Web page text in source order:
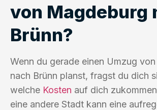
von Magdeburg
Brünn?
Wenn du gerade einen Umzug
nach Brünn planst, fragst du dich
welche Kosten auf dich
eine andere Stadt kann eine